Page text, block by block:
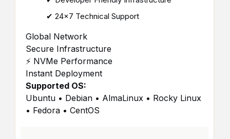
✔ 24×7 Technical Support
Global Network
Secure Infrastructure
⚡ NVMe Performance
Instant Deployment
Supported OS:
Ubuntu • Debian • AlmaLinux • Rocky Linux
• Fedora • CentOS